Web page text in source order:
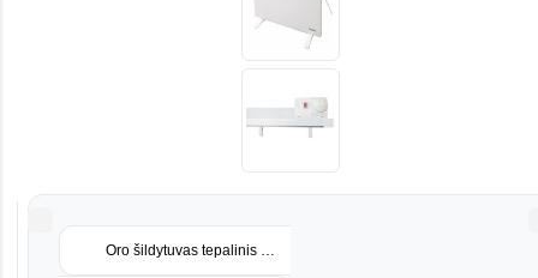
Oro šildytuvas tepalinis TESY CB2009